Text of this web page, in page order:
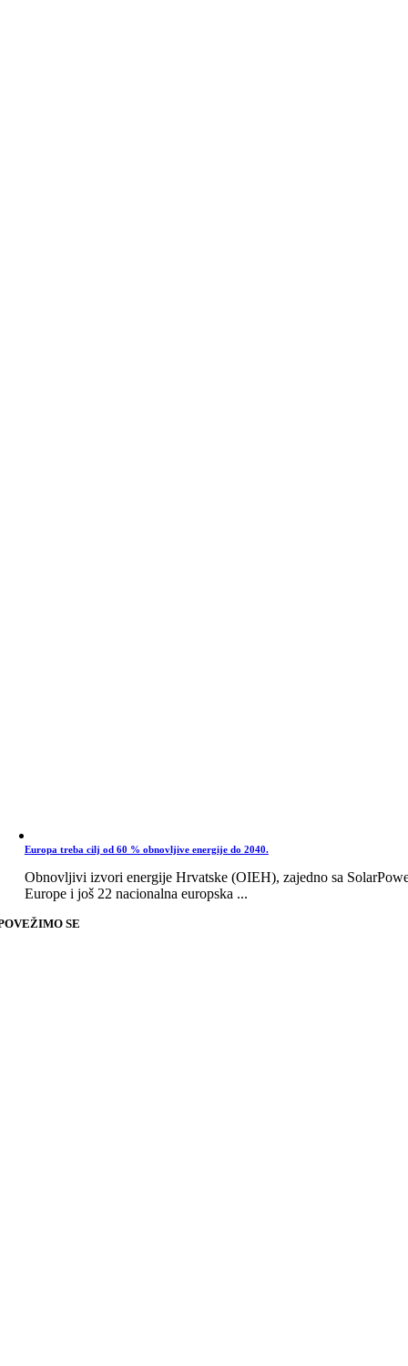
Europa treba cilj od 60 % obnovljive energije do 2040.
Obnovljivi izvori energije Hrvatske (OIEH), zajedno sa
Europe i još 22 nacionalna europska ...
SE